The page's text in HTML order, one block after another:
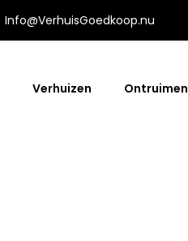
Info@VerhuisGoedkoop.nu
Verhuizen Ontruimen